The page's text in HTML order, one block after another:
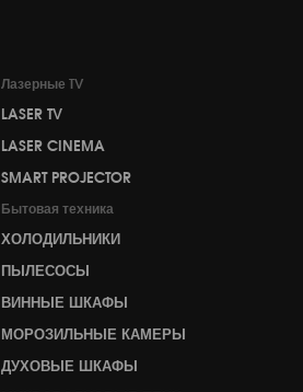
Лазерные TV
LASER TV
LASER CINEMA
SMART PROJECTOR
Бытовая техника
ХОЛОДИЛЬНИКИ
ПЫЛЕСОСЫ
ВИННЫЕ ШКАФЫ
МОРОЗИЛЬНЫЕ КАМЕРЫ
ДУХОВЫЕ ШКАФЫ